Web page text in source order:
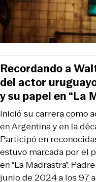
Inició su carrera como
en Argentina y en la
Participó en
estuvo marcada por el
en “La Madrastra”.
junio de 2024 a los 97
Recordando a
del actor
y su papel en “La